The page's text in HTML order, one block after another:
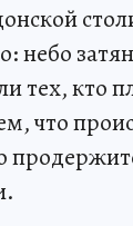
небо
тех, кто
что